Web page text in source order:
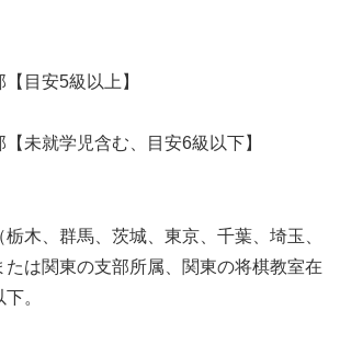
目安5級以上】
未就学児含む、目安6級以下】
木、群馬、茨城、東京、千葉、埼玉、
たは関東の支部所属、関東の将棋教室在
。